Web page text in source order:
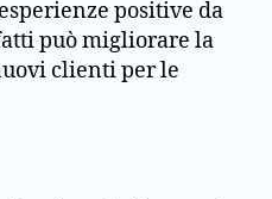
positive da
può migliorare la
clienti per le